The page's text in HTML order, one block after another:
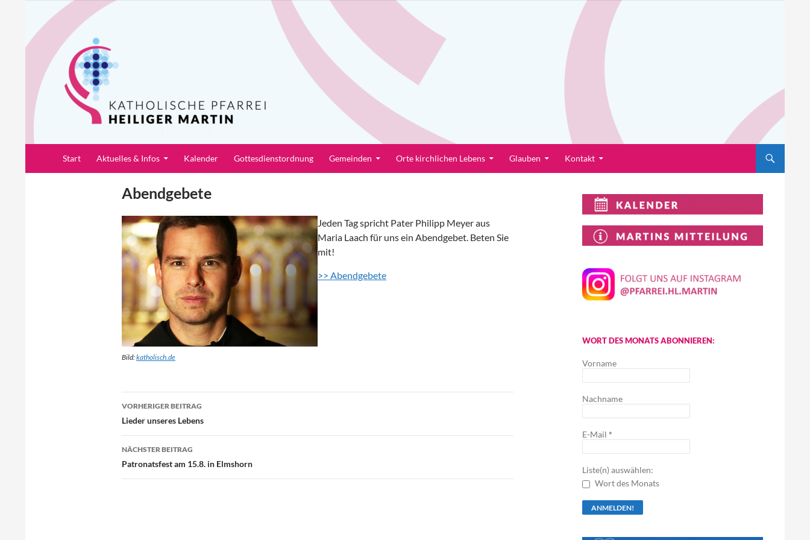
springen
Pfarrei Heiliger Martin
Start Aktuelles & Infos Kalender Gottesdienstordnung Gemeinden Orte kirchlichen Lebens Glauben Kontakt
Abendgebete
Bild:katholisch.de
Jeden Tag spricht Pater Philipp Meyer aus
Maria Laach für uns ein Abendgebet. Beten Sie
mit!
>> Abendgebete
Beitragsnavigation
VORHERIGER BEITRAG
Lieder unseres Lebens
NÄCHSTER BEITRAG
Patronatsfest am 15.8. in Elmshorn
WORT DES MONATS ABONNIEREN:
Vorname
Nachname
E-Mail *
Liste(n) auswählen:
Wort des Monats